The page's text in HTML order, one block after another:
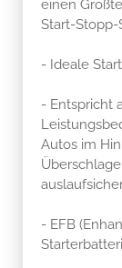
einen
Start-Stopp-
- Ideale
- Entspricht
Autos im
- EFB